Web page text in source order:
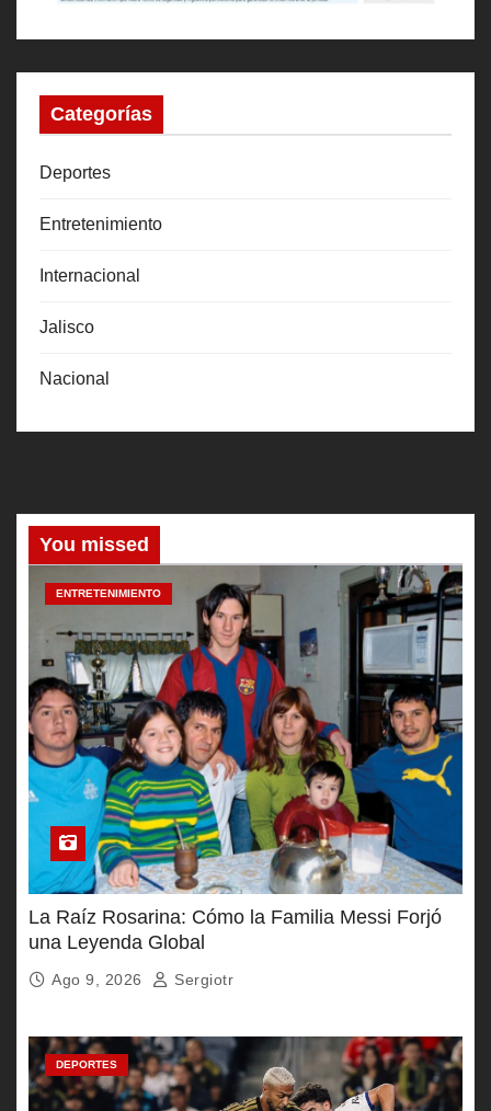
Categorías
Deportes
Entretenimiento
Internacional
Jalisco
Nacional
You missed
ENTRETENIMIENTO
La Raíz Rosarina: Cómo la Familia Messi Forjó
una Leyenda Global
Ago 9, 2026 Sergiotr
DEPORTES